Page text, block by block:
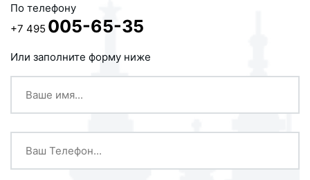
По телефону
+7 495 005-65-35
Или заполните форму ниже